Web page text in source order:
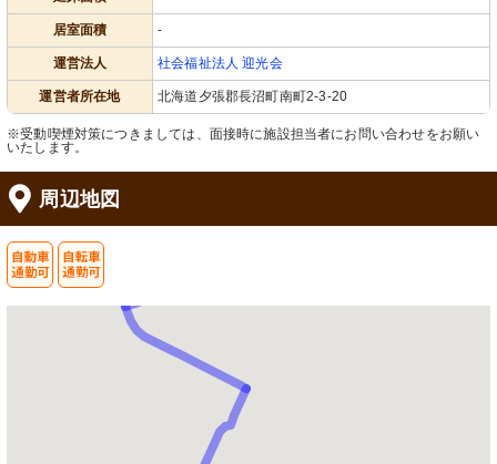
居室面積 -
運営法人 社会福祉法人 迎光会
運営者所在地 北海道夕張郡長沼町南町2-3-20
※受動喫煙対策につきましては、面接時に施設担当者にお問い合わせをお願い
いたします。
周辺地図